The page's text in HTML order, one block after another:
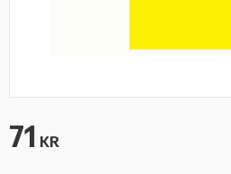
71 KR